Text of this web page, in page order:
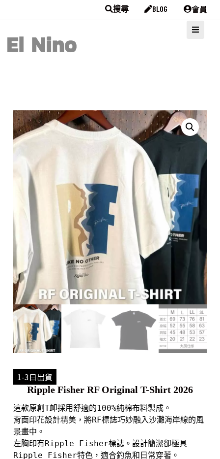
搜尋 BLOG 會員
1-3日出貨
Ripple Fisher RF Original T-Shirt 2026
這款原創T卹採用舒適的100%純棉布料製成。
背面印花設計精美，將RF標誌巧妙融入沙灘海岸線的風
景畫中。
左胸印有Ripple Fisher標誌。設計簡潔卻極具
Ripple Fisher特色，適合釣魚和日常穿著。